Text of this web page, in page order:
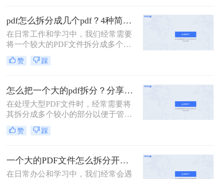
出来呢？本文将介绍三种将PDF的一
部分拆分出来的方法。
pdf怎么拆分成几个pdf？4种简单方法分享~
在日常工作和学习中，我们经常需要
将一个较大的PDF文件拆分成多个较
小的PDF文件，以便于管理和分享。
那么pdf怎么拆分成几个pdf呢？以下
法，帮助用户轻松完成拆分任务。
赞 踩
怎么把一个大的pdf拆分？分享三种分割文件的方法！
在处理大型PDF文件时，经常需要将
其拆分成多个较小的部分以便于管
理、分享或分别处理不同的章节。无
论是学术研究、项目管理还是日常办
非常实用的技能。以下是一篇关于怎
么把一个大的pdf拆分的详细指南。
赞 踩
一个大的PDF文件怎么拆分开成几个文件？这三种PDF拆分方法轻松搞定！
在日常办公和学习中，我们经常会遇